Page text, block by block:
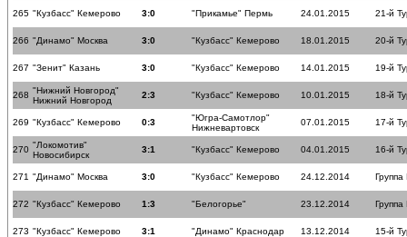
265 "Кузбасс" Кемерово 3:0 "Прикамье" Пермь 24.01.2015 21-й
266 "Динамо" Москва 3:0 "Кузбасс" Кемерово 18.01.2015 20-й
267 "Зенит" Казань 3:0 "Кузбасс" Кемерово 14.01.2015 19-й
268 "Нижний Новгород"
Нижний Новгород
2:3 "Кузбасс" Кемерово 10.01.2015 18-й
269 "Кузбасс" Кемерово 0:3
"Югра-Самотлор"
Нижневартовск
07.01.2015 17-й
270 "Локомотив"
Новосибирск
3:1 "Кузбасс" Кемерово 04.01.2015 16-й
271 "Динамо" Москва 3:0 "Кузбасс" Кемерово 24.12.2014 Группа
272 "Кузбасс" Кемерово 1:3 "Белогорье" 23.12.2014 Группа
273 "Кузбасс" Кемерово 3:1 "Динамо" Краснодар 13.12.2014 15-й